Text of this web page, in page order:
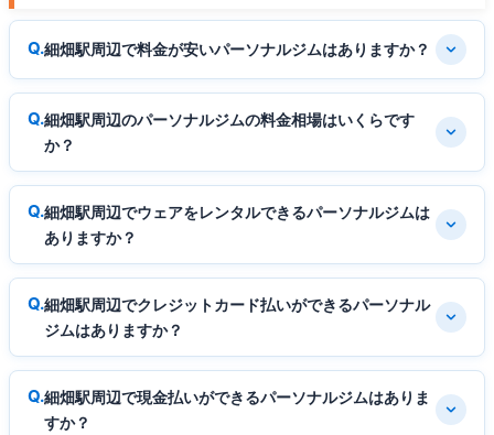
細畑駅周辺で料金が安いパーソナルジムはありますか？
細畑駅周辺のパーソナルジムの料金相場はいくらです
か？
細畑駅周辺でウェアをレンタルできるパーソナルジムは
ありますか？
細畑駅周辺でクレジットカード払いができるパーソナル
ジムはありますか？
細畑駅周辺で現金払いができるパーソナルジムはありま
すか？